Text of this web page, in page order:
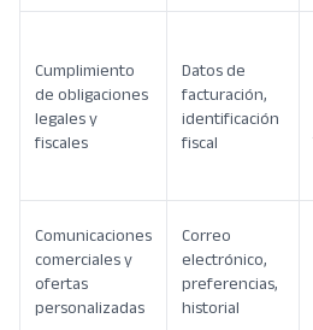
Cumplimiento
de obligaciones
legales y
fiscales
Datos de
facturación,
identificación
fiscal
Comunicaciones
comerciales y
ofertas
personalizadas
Correo
electrónico,
preferencias,
historial